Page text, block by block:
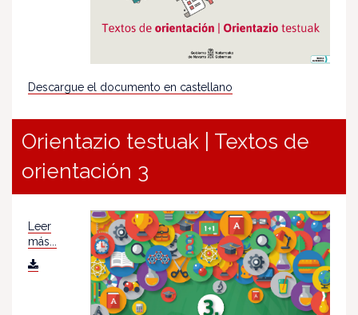
Descargue el documento en castellano
Orientazio testuak | Textos de
orientación 3
Leer
más...